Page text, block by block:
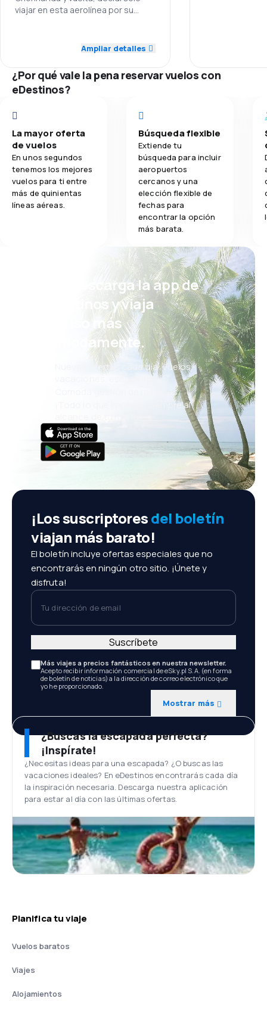
viajar en esta aerolínea por su
Red de vuelos
5,0
Comodidad del viaje 5,0
Transporte de equipaje 1,0
Comidas 5,0
Ampliar detalles
Red de vuelos
Comodidad
Transporte
¿Por qué vale la pena reservar vuelos con
eDestinos?
La mayor oferta
de vuelos
En unos segundos
tenemos los mejores
vuelos para ti entre
más de quinientas
líneas aéreas.
Búsqueda flexible
Extiende tu
búsqueda para incluir
aeropuertos
cercanos y una
elección flexible de
fechas para
encontrar la opción
más barata.
¡Eh! Descarga la app de
eDestinos y viaja
incluso más
cómodamente.
Nuevas ofertas cada día: vuelos,
vacaciones, escapadas
Cómoda gestión de reservas
¡Todo lo que importa, siempre al
¡Los suscriptoresdel boletín
viajan más barato!
El boletín incluye ofertas especiales que no
encontrarás en ningún otro sitio. ¡Únete y
disfruta!
Tu dirección de email
Más viajes a precios fantásticos en nuestra newsletter.
Acepto recibir información comercial de eSky.pl S.A. (en forma
de boletín de noticias) a la dirección de correo electrónico que
yo he proporcionado.
Mostrar más
Suscríbete
¿Buscas la escapada perfecta?
¡Inspírate!
¿Necesitas ideas para una escapada? ¿O buscas las
vacaciones ideales? En eDestinos encontrarás cada día
la inspiración necesaria. Descarga nuestra aplicación
para estar al día con las últimas ofertas.
Planifica tu viaje
Vuelos baratos
Viajes
Alojamientos